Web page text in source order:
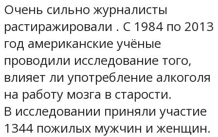
Очень сильно журналисты
растиражировали . С 1984 по 2013
год американские учёные
проводили исследование того,
влияет ли употребление алкоголя
на работу мозга в старости.
В исследовании приняли участие
1344 пожилых мужчин и женщин.